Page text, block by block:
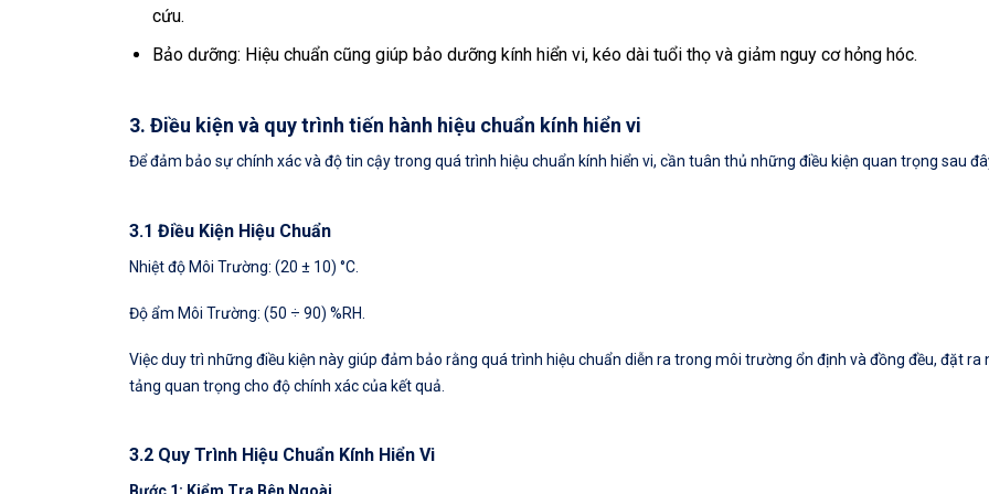
cứu.
Bảo dưỡng: Hiệu chuẩn cũng giúp bảo dưỡng kính hiển vi, kéo dài tuổi thọ và giảm nguy cơ hỏng hóc.
3. Điều kiện và quy trình tiến hành hiệu chuẩn kính hiển vi
Để đảm bảo sự chính xác và độ tin cậy trong quá trình hiệu chuẩn kính hiển vi, cần tuân thủ những điều kiện quan trọng sau
3.1 Điều Kiện Hiệu Chuẩn
Nhiệt độ Môi Trường: (20 ± 10) °C.
Độ ẩm Môi Trường: (50 ÷ 90) %RH.
Việc duy trì những điều kiện này giúp đảm bảo rằng quá trình hiệu chuẩn diễn ra trong môi trường ổn định và đồng đều, đặt ra
tảng quan trọng cho độ chính xác của kết quả.
3.2 Quy Trình Hiệu Chuẩn Kính Hiển Vi